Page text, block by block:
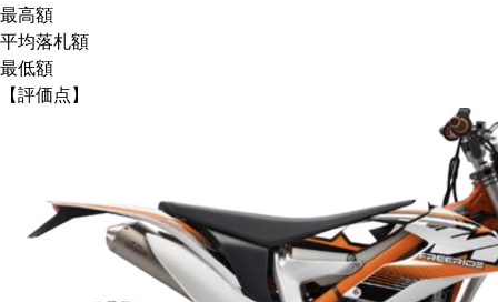
最高額
平均落札額
最低額
【評価点】